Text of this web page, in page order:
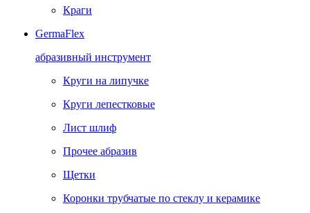
Краги
GermaFlex
абразивный инструмент
Круги на липучке
Круги лепестковые
Лист шлиф
Прочее абразив
Щетки
Коронки трубчатые по стеклу и керамике